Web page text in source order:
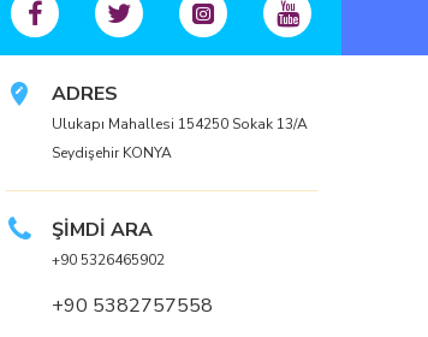
ADRES
Ulukapı Mahallesi 154250 Sokak 13/A
Seydişehir KONYA
ŞİMDİ ARA
+90 5326465902
+90 5382757558